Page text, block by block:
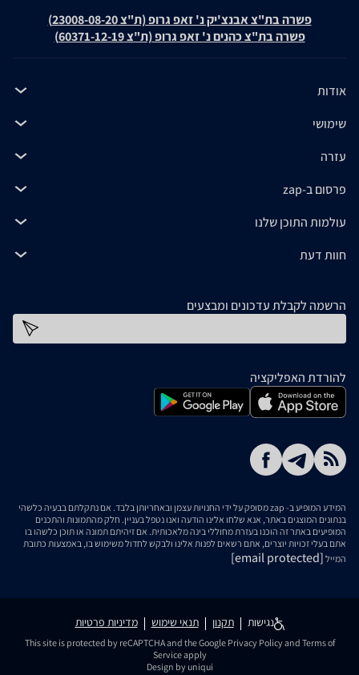
פשרה בת"צ אבנצ'יק נ' זאפ גרופ (ת"צ 23008-08-20)
פשרה בת"צ כהנים נ' זאפ גרופ (ת"צ 60371-12-19)
אודות
שימושי
עזרה
פרסום ב-zap
עולמות התוכן שלנו
חוות דעת
הרשמה לקבלת עדכונים ומבצעים
להורדת האפליקציה
המידע המופיע ב- zap מסופק על ידי החנויות עצמן ובאחריותן בלבד. אם נתקלתם בבעיה כלשהי
בנתונים המוצגים באתר, אנא שלחו אלינו הודעה ואנו נטפל בעניין. חלק מהתמונות והתכנים
המופיעים באתר זה הוכנו בעזרת מחוללי בינה מלאכותית. אם זיהיתם תמונה או תוכן כלשהו בו
אתם בעלי זכויות יוצרים, אתם רשאים לפנות אלינו ולבקש לחדול משימוש בו, באמצעות כתובת
המייל [email protected]
נגישות תקנון תנאי שימוש מדיניות פרטיות
This site is protected by reCAPTCHA and the Google Privacy Policyand Terms of
Serviceapply
Design by uniqui